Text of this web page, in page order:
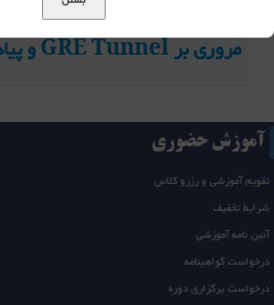
مروری بر GRE Tunnel و پیاده سازی آن
آموزش حضوری
تقویم آموزشی و رزرو کلاس
شرایط تخفیف
آئین نامه آموزشی
درخواست گواهینامه
درخواست برگزاری دوره